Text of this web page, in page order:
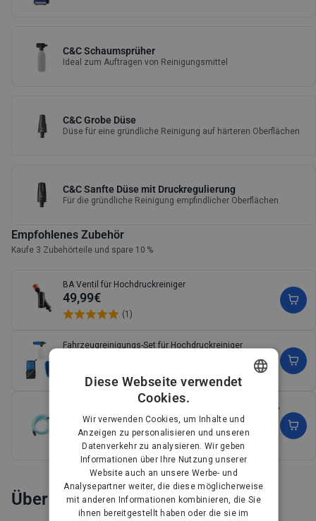
C&C Schaumsprüher
Ideal zum Auftragen von Reinigungsmittel
C&C Grobe Düse
Düse für eine gründliche Reinigung auf härteren Oberflächen
C&C Sanfte Düse mit Druckregulierung
Für die gründliche Reinigung empfindlicher Oberflächen
Empfohlenes Zubehör
Kaufe 3 Zubehörteile und spare 10 %
BA Ventil für Hochdruckreiniger
49,99€
(1)
Fahrzeugreinigungs-Set für Hochdruckreiniger
(1)
Saugschlauch zur Wasserzufuhr für Hochdruckreiniger,
49,99€
(4)
Siehe mehr
Über
GERMAN
DUTCH
FRENCH
FINNISH
Diese Webseite verwendet
Cookies.
Wir verwenden Cookies, um Inhalte und
Anzeigen zu personalisieren und unseren
Datenverkehr zu analysieren. Wir geben
Informationen über Ihre Nutzung unserer
Website auch an unsere Werbe- und
Analysepartner weiter, die diese möglicherweise
mit anderen Informationen kombinieren, die Sie
ihnen bereitgestellt haben oder die sie im